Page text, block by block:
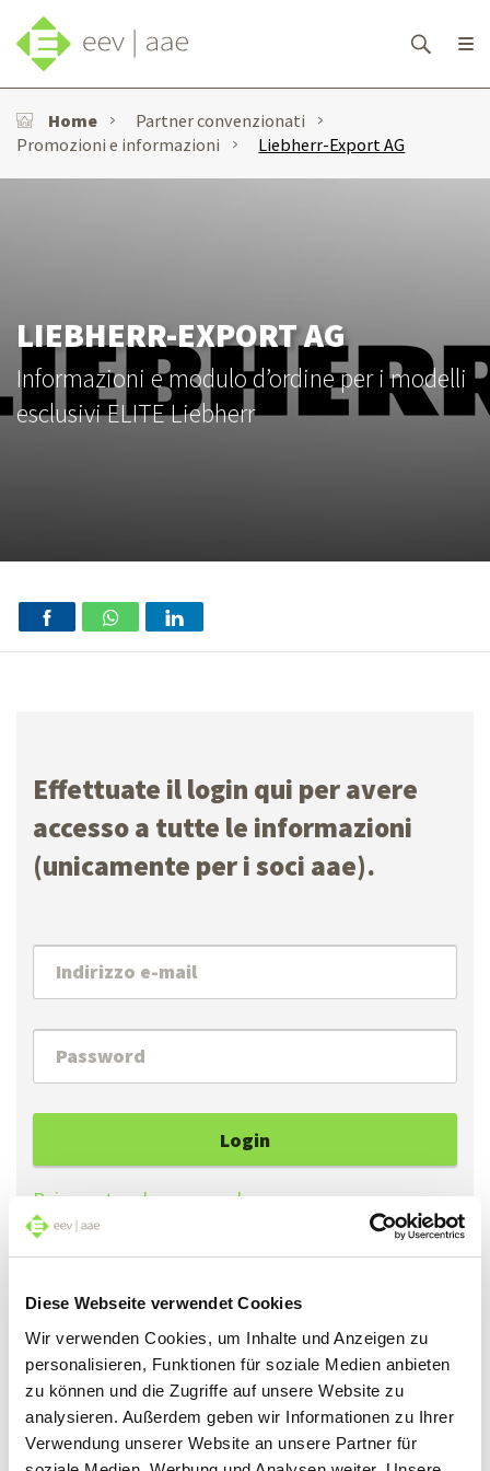
Diese Webseite verwendet Cookies
Wir verwenden Cookies, um Inhalte und Anzeigen zu
personalisieren, Funktionen für soziale Medien anbieten
zu können und die Zugriffe auf unsere Website zu
analysieren. Außerdem geben wir Informationen zu Ihrer
Verwendung unserer Website an unsere Partner für
Home
Partner convenzionati
Promozioni e informazioni
Liebherr-Export AG
LIEBHERR-EXPORT AG
Informazioni e modulo d’ordine per i modelli
esclusivi ELITE Liebherr
Effettuate il login qui per avere
accesso a tutte le informazioni
(unicamente per i soci aae).
Login
Reimpostare la password
una nuova cliccando su «Reimpostare la password».
Se accede al sito per la prima volta, può generare
una password cliccando su «Reimpostare la
password».